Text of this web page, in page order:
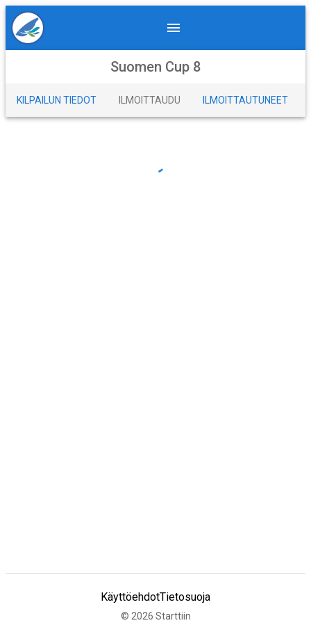
Suomen Cup 8
KILPAILUN TIEDOT ILMOITTAUDU ILMOITTAUTUNEET
KäyttöehdotTietosuoja
© 2026 Starttiin